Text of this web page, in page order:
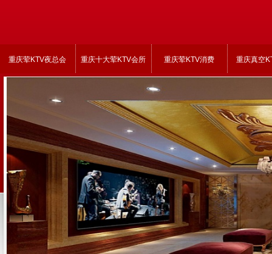
重庆荤KTV夜总会 重庆十大荤KTV会所 重庆荤KTV消费 重庆真空